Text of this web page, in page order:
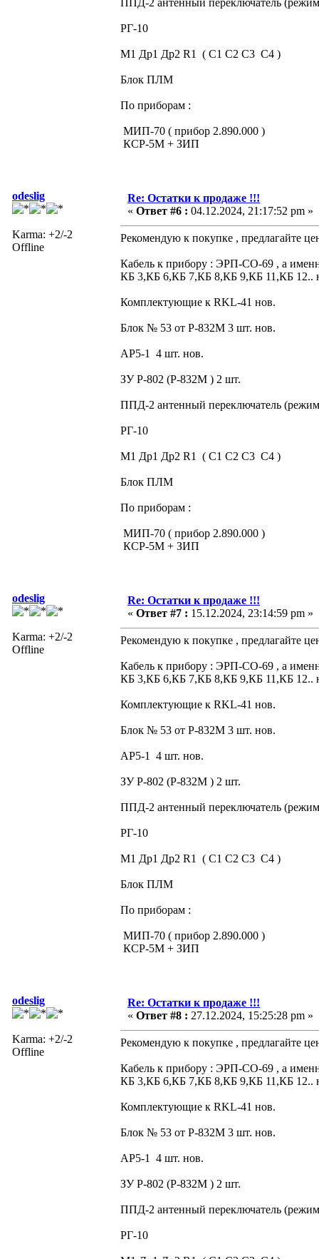
РГ-10
М1 Др1 Др2 R1 ( С1 С2 С3 С4 )
Блок ПЛМ
По приборам :
МИП-70 ( прибор 2.890.000 )
КСР-5М + ЗИП
odeslig
Karma: +2/-2
Offline
Re: Остатки к продаже !!!
« Ответ #6 : 04.12.2024, 21:17:52 pm »
Рекомендую к покупке , предлагайте
Кабель к прибору : ЭРП-СО-69 , а
КБ 3,КБ 6,КБ 7,КБ 8,КБ 9,КБ 11,КБ 12..
Комплектующие к RKL-41 нов.
Блок № 53 от Р-832М 3 шт. нов.
АР5-1 4 шт. нов.
ЗУ Р-802 (Р-832М ) 2 шт.
ППД-2 антенный переключатель
РГ-10
М1 Др1 Др2 R1 ( С1 С2 С3 С4 )
Блок ПЛМ
По приборам :
МИП-70 ( прибор 2.890.000 )
КСР-5М + ЗИП
odeslig
Karma: +2/-2
Offline
Re: Остатки к продаже !!!
« Ответ #7 : 15.12.2024, 23:14:59 pm »
Рекомендую к покупке , предлагайте
Кабель к прибору : ЭРП-СО-69 , а
КБ 3,КБ 6,КБ 7,КБ 8,КБ 9,КБ 11,КБ 12..
Комплектующие к RKL-41 нов.
Блок № 53 от Р-832М 3 шт. нов.
АР5-1 4 шт. нов.
ЗУ Р-802 (Р-832М ) 2 шт.
ППД-2 антенный переключатель
РГ-10
М1 Др1 Др2 R1 ( С1 С2 С3 С4 )
Блок ПЛМ
По приборам :
МИП-70 ( прибор 2.890.000 )
КСР-5М + ЗИП
odeslig
Karma: +2/-2
Offline
Re: Остатки к продаже !!!
« Ответ #8 : 27.12.2024, 15:25:28 pm »
Рекомендую к покупке , предлагайте
Кабель к прибору : ЭРП-СО-69 , а
КБ 3,КБ 6,КБ 7,КБ 8,КБ 9,КБ 11,КБ 12..
Комплектующие к RKL-41 нов.
Блок № 53 от Р-832М 3 шт. нов.
АР5-1 4 шт. нов.
ЗУ Р-802 (Р-832М ) 2 шт.
ППД-2 антенный переключатель
РГ-10